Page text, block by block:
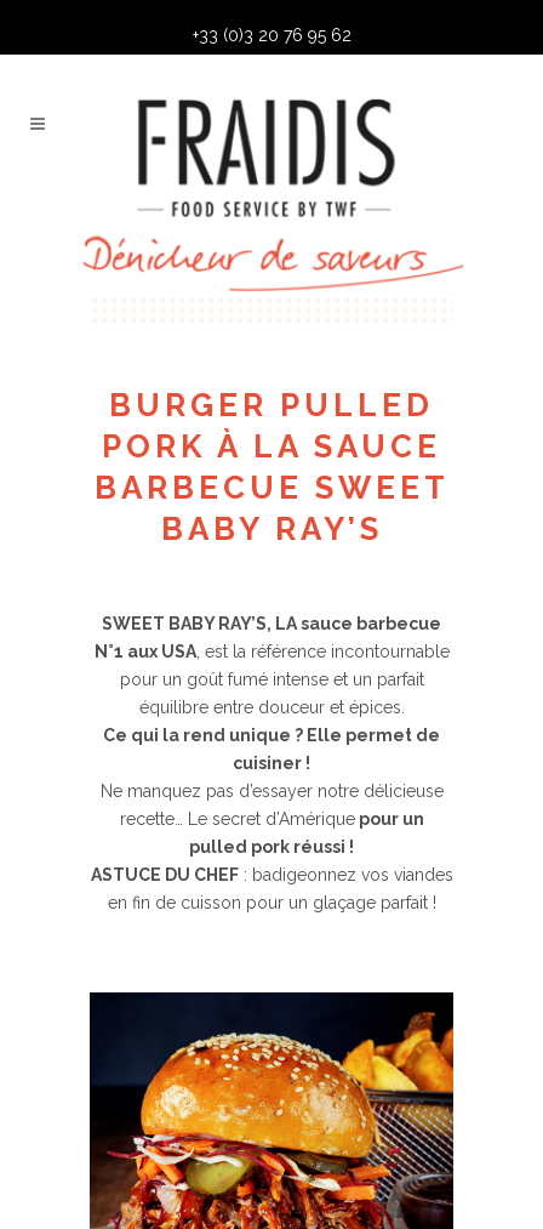
+33 (0)3 20 76 95 62
BURGER PULLED
PORK À LA SAUCE
BARBECUE SWEET
BABY RAY’S
SWEET BABY RAY’S, LA sauce barbecue
N°1 aux USA, est la référence incontournable
pour un goût fumé intense et un parfait
équilibre entre douceur et épices.
Ce qui la rend unique ? Elle permet de
cuisiner !
Ne manquez pas d’essayer notre délicieuse
recette… Le secret d’Amériquepour un
pulled pork réussi !
ASTUCE DU CHEF: badigeonnez vos viandes
en fin de cuisson pour un glaçage parfait !